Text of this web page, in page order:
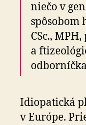
niečo v
spôsobom
CSc.,
a
Idiopatická
v Európe.